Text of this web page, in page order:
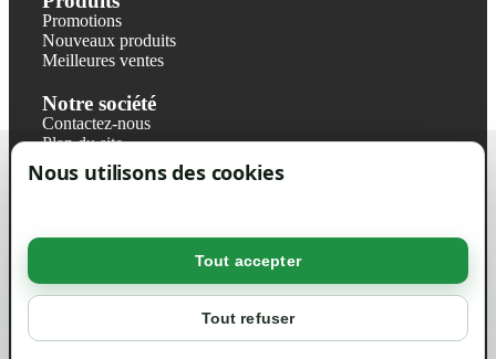
Nous utilisons des cookies
Tout accepter
Tout refuser
Promotions
Nouveaux produits
Meilleures ventes
Notre société
Contactez-nous
Plan du site
Magasin
Mentions légales
Politique de confidentialité RGPD
Votre compte